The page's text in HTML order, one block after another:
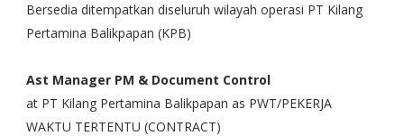
Bersedia ditempatkan diseluruh wilayah operasi PT Kilang
Pertamina Balikpapan (KPB)
Ast Manager PM & Document Control
at PT Kilang Pertamina Balikpapan as PWT/PEKERJA
WAKTU TERTENTU (CONTRACT)